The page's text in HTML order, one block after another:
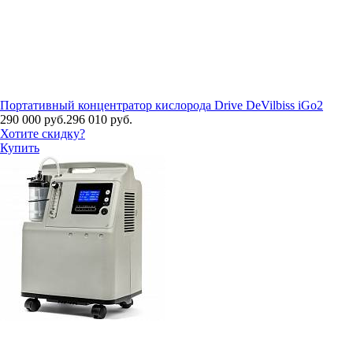
Портативный концентратор кислорода Drive DeVilbiss iGo2
290 000 руб.296 010 руб.
Хотите скидку?
Купить